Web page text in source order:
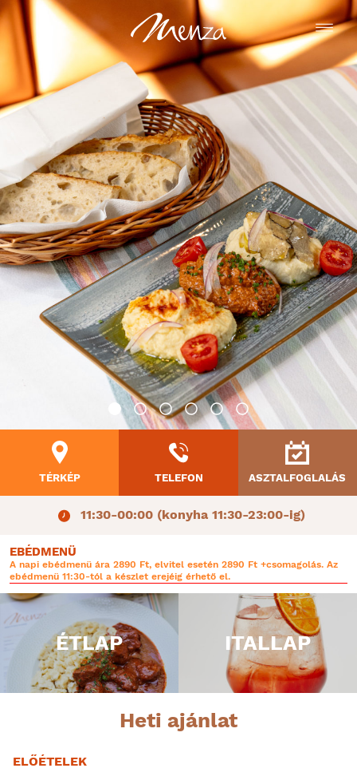
TÉRKÉP TELEFON ASZTALFOGLALÁS
11:30-00:00 (konyha 11:30-23:00-ig)
EBÉDMENÜ
A napi ebédmenü ára 2890 Ft, elvitel esetén 2890 Ft +csomagolás. Az
ebédmenü 11:30-tól a készlet erejéig érhető el.
ÉTLAP ITALLAP
Heti ajánlat
ELŐÉTELEK
Asztalfoglalás